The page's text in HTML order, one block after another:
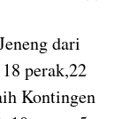
dari
perak,22
Kontingen